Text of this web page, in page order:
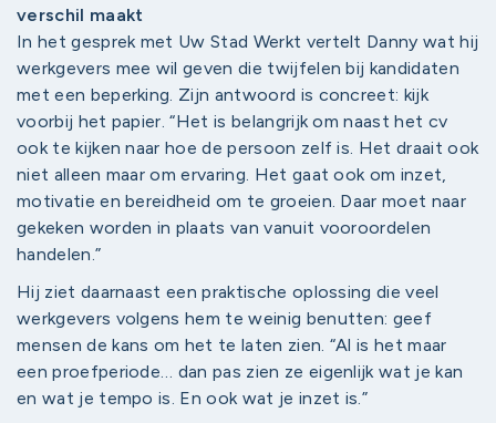
verschil maakt
In het gesprek met Uw Stad Werkt vertelt Danny wat hij
werkgevers mee wil geven die twijfelen bij kandidaten
met een beperking. Zijn antwoord is concreet: kijk
voorbij het papier. “Het is belangrijk om naast het cv
ook te kijken naar hoe de persoon zelf is. Het draait ook
niet alleen maar om ervaring. Het gaat ook om inzet,
motivatie en bereidheid om te groeien. Daar moet naar
gekeken worden in plaats van vanuit vooroordelen
handelen.”
Hij ziet daarnaast een praktische oplossing die veel
werkgevers volgens hem te weinig benutten: geef
mensen de kans om het te laten zien. “Al is het maar
een proefperiode… dan pas zien ze eigenlijk wat je kan
en wat je tempo is. En ook wat je inzet is.”